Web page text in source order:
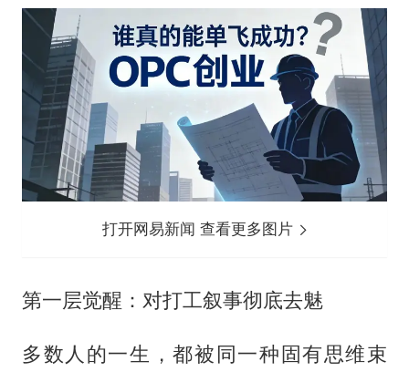
打开网易新闻 查看更多图片
第一层觉醒：对打工叙事彻底去魅
多数人的一生，都被同一种固有思维束